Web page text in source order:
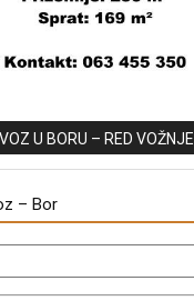
U BORU – RED VOŽNJE
– Bor